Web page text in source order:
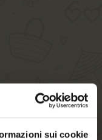
sui cookie